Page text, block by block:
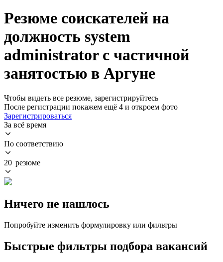
Резюме соискателей на
должность system
administrator с частичной
занятостью в Аргуне
Чтобы видеть все резюме, зарегистрируйтесь
После регистрации покажем ещё 4 и откроем фото
Зарегистрироваться
За всё время
По соответствию
20 резюме
Ничего не нашлось
Попробуйте изменить формулировку или фильтры
Быстрые фильтры подбора вакансий